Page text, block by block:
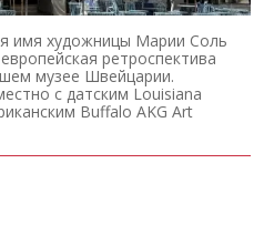
имя художницы Марии Соль
ретроспектива
музее Швейцарии.
с датским Louisiana
Buffalo AKG Art